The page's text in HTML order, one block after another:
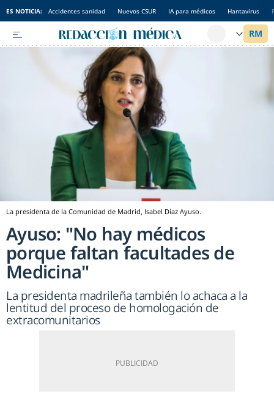
ES NOTICIA: Accidentes sanidad Nuevos CSUR IA para médicos Hantavirus
La presidenta de la Comunidad de Madrid, Isabel Díaz Ayuso.
Ayuso: "No hay médicos
porque faltan facultades de
Medicina"
La presidenta madrileña también lo achaca a la
lentitud del proceso de homologación de
extracomunitarios